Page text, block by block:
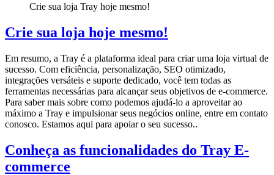
Crie sua loja Tray hoje mesmo!
Crie sua loja hoje mesmo!
Em resumo, a Tray é a plataforma ideal para criar uma loja virtual de
sucesso. Com eficiência, personalização, SEO otimizado,
integrações versáteis e suporte dedicado, você tem todas as
ferramentas necessárias para alcançar seus objetivos de e-commerce.
Para saber mais sobre como podemos ajudá-lo a aproveitar ao
máximo a Tray e impulsionar seus negócios online, entre em contato
conosco. Estamos aqui para apoiar o seu sucesso..
Conheça as funcionalidades do Tray E-
commerce